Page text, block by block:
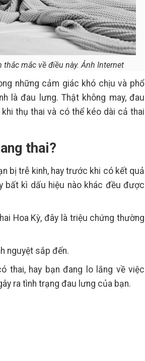
mắc về điều này. Ảnh Internet
những cảm giác khó chịu và phổ
là đau lưng. Thật không may, đau
thụ thai và có thể kéo dài cả thai
thai?
bị trễ kinh, hay trước khi có kết quả
bất kì dấu hiệu nào khác đều được
Hoa Kỳ, đây là triệu chứng thường
nguyệt sắp đến.
thai, hay bạn đang lo lắng về việc
ra tình trạng đau lưng của bạn.